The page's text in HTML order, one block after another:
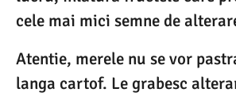
cele mai mici semne de
Atentie, merele nu se vor
langa cartof. Le grabesc